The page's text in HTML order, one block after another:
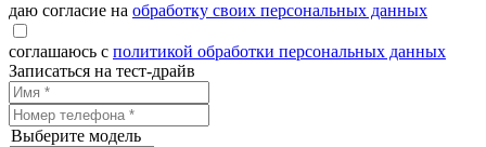
даю согласие на обработку своих персональных данных
соглашаюсь с политикой обработки персональных данных
Записаться на тест-драйв
Выберите модель